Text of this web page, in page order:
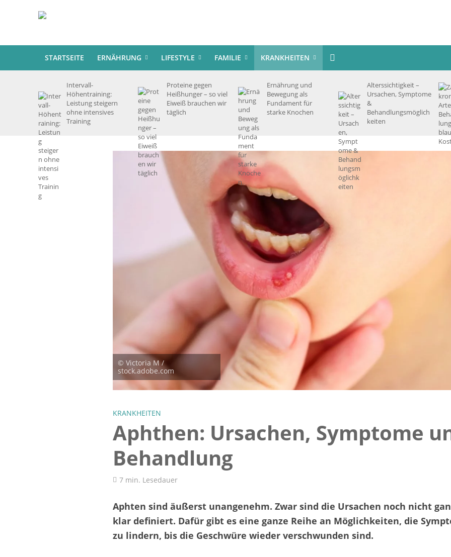
STARTSEITE ERNÄHRUNG LIFESTYLE FAMILIE KRANKHEITEN
Intervall-
Höhentraining:
Leistung steigern
ohne intensives
Training
Proteine gegen
Heißhunger – so viel
Eiweiß brauchen wir
täglich
Ernährung und
Bewegung als
Fundament für
starke Knochen
Alterssichtigkeit –
Ursachen, Symptome
&
Behandlungsmöglich
keiten
© Victoria М /
stock.adobe.com
KRANKHEITEN
Aphthen: Ursachen, Symptome
Behandlung
7 min. Lesedauer
Aphten sind äußerst unangenehm. Zwar sind die Ursachen noch nicht
klar definiert. Dafür gibt es eine ganze Reihe an Möglichkeiten, die
zu lindern, bis die Geschwüre wieder verschwunden sind.